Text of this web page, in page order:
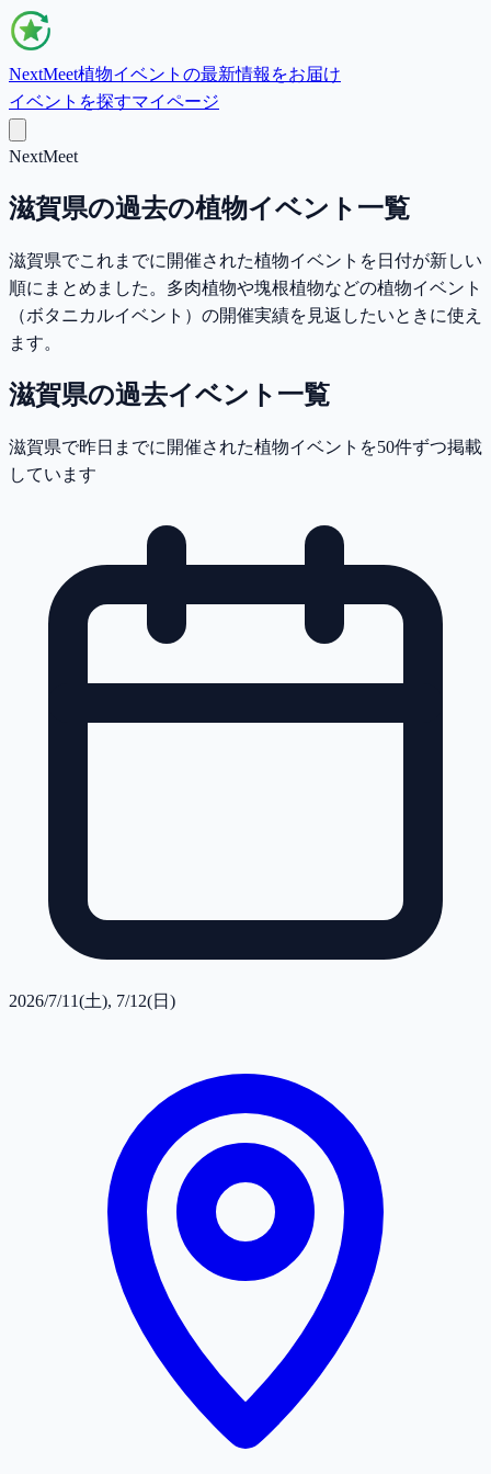
NextMeet植物イベントの最新情報をお届け
イベントを探すマイページ
NextMeet
滋賀県の過去の植物イベント一覧
滋賀県でこれまでに開催された植物イベントを日付が新しい
順にまとめました。多肉植物や塊根植物などの植物イベント
（ボタニカルイベント）の開催実績を見返したいときに使え
ます。
滋賀県の過去イベント一覧
滋賀県で昨日までに開催された植物イベントを50件ずつ掲載
しています
2026/7/11(土), 7/12(日)